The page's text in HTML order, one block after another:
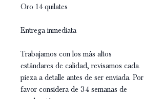
Oro 14 quilates
Entrega inmediata
Trabajamos con los más altos
estándares de calidad, revisamos cada
pieza a detalle antes de ser enviada. Por
favor considera de 3-4 semanas de